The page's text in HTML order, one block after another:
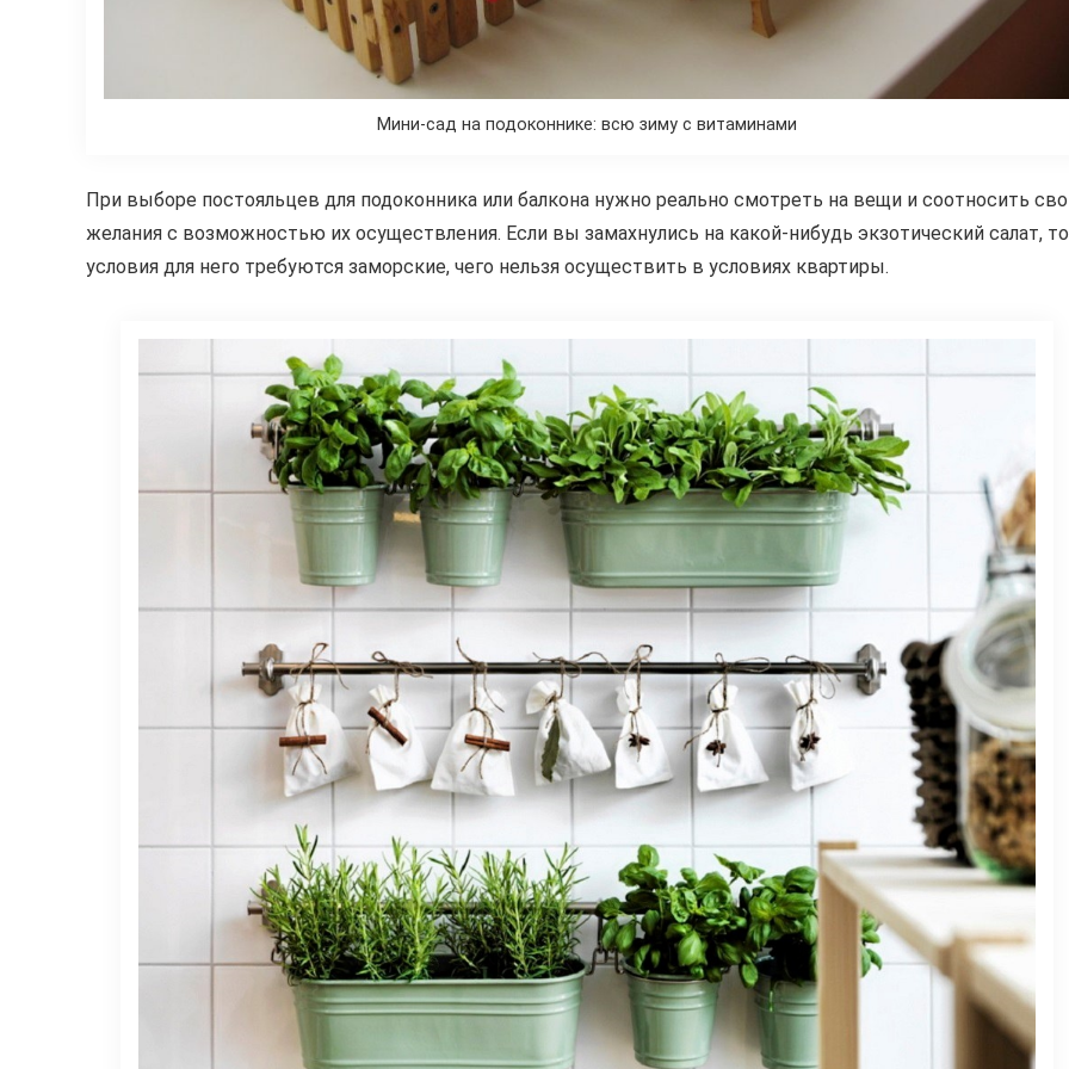
Мини-сад на подоконнике: всю зиму с витаминами
При выборе постояльцев для подоконника или балкона нужно реально смотреть на вещи и соотносить
желания с возможностью их осуществления. Если вы замахнулись на какой-нибудь экзотический салат,
условия для него требуются заморские, чего нельзя осуществить в условиях квартиры.